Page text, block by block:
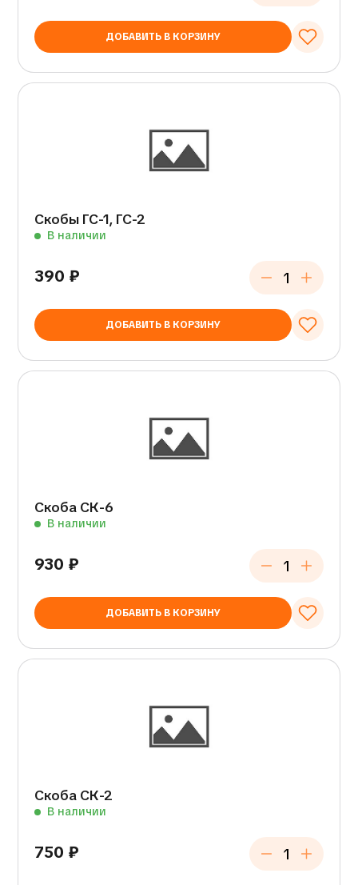
ДОБАВИТЬ В КОРЗИНУ
Скобы ГС-1, ГС-2
В наличии
390 ₽
ДОБАВИТЬ В КОРЗИНУ
Скоба СК-6
В наличии
930 ₽
ДОБАВИТЬ В КОРЗИНУ
Скоба СК-2
В наличии
750 ₽